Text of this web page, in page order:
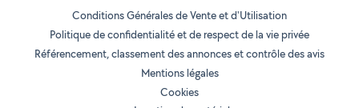
Conditions Générales de Vente et d'Utilisation
Politique de confidentialité et de respect de la vie privée
Référencement, classement des annonces et contrôle des avis
Mentions légales
Cookies